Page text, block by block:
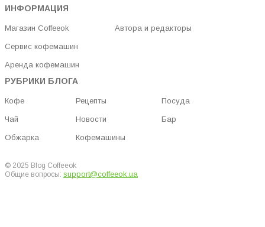
ИНФОРМАЦИЯ
Магазин Coffeeok
Сервис кофемашин
Аренда кофемашин
Автора и редакторы
РУБРИКИ БЛОГА
Кофе
Чай
Обжарка
Рецепты
Новости
Кофемашины
Посуда
Бар
© 2025 Blog Coffeeok
Общие вопросы: support@coffeeok.ua